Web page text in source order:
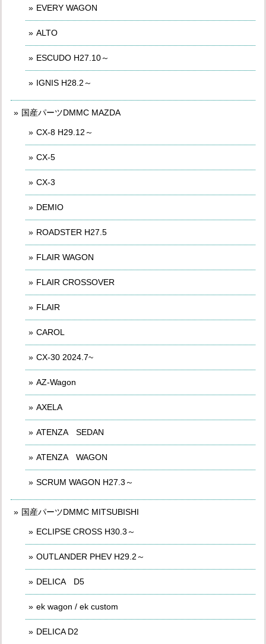
EVERY WAGON
ALTO
ESCUDO H27.10～
IGNIS H28.2～
国産パーツDMMC MAZDA
CX-8 H29.12～
CX-5
CX-3
DEMIO
ROADSTER H27.5
FLAIR WAGON
FLAIR CROSSOVER
FLAIR
CAROL
CX-30 2024.7~
AZ-Wagon
AXELA
ATENZA SEDAN
ATENZA WAGON
SCRUM WAGON H27.3～
国産パーツDMMC MITSUBISHI
ECLIPSE CROSS H30.3～
OUTLANDER PHEV H29.2～
DELICA D5
ek wagon / ek custom
DELICA D2